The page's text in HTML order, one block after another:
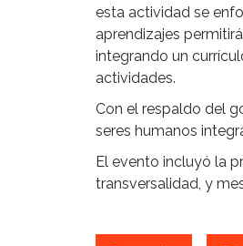
esta actividad se
aprendizajes
integrando un
actividades.
Con el respaldo del
seres humanos
El evento incluyó la
transversalidad, y